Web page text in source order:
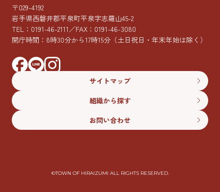
©︎TOWN OF HIRAIZUMI ALL RIGHTS RESERVED.
〒029-4192
岩手県西磐井郡平泉町平泉字志羅山45-2
TEL： 0191-46-2111／FAX：0191-46-3080
開庁時間：8時30分から17時15分 （土日祝日・年末年始は除く）
サイトマップ
組織から探す
お問い合わせ